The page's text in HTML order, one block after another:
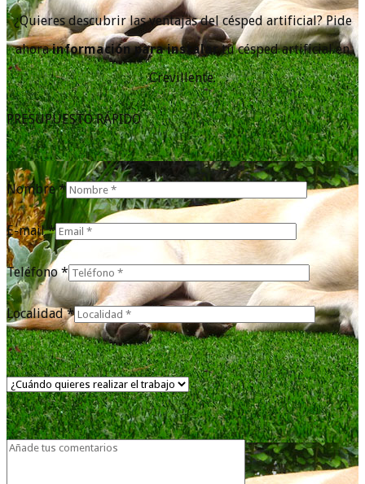
¿Quieres descubrir las ventajas del césped artificial? Pide
ahorainformación para instalartu césped artificial en
Crevillente.
PRESUPUESTO RÁPIDO
Nombre *
E-mail *
Teléfono *
Localidad *